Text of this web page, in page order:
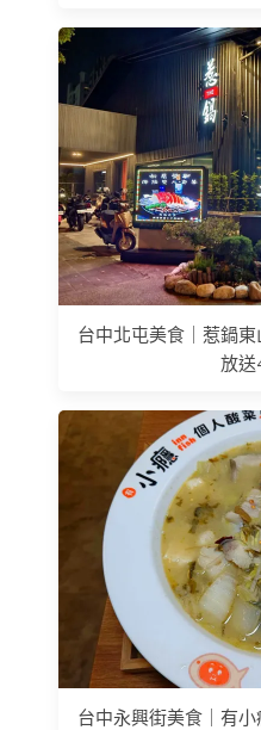
台中北屯美食｜惹鍋
放
台中永興街美食｜有